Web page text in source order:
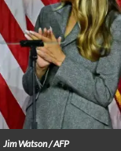
Jim Watson / AFP